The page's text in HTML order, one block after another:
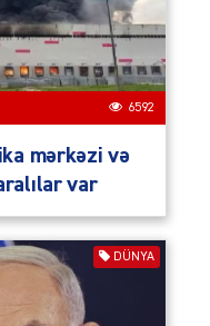
6592
mərkəzi və
var
DÜNYA